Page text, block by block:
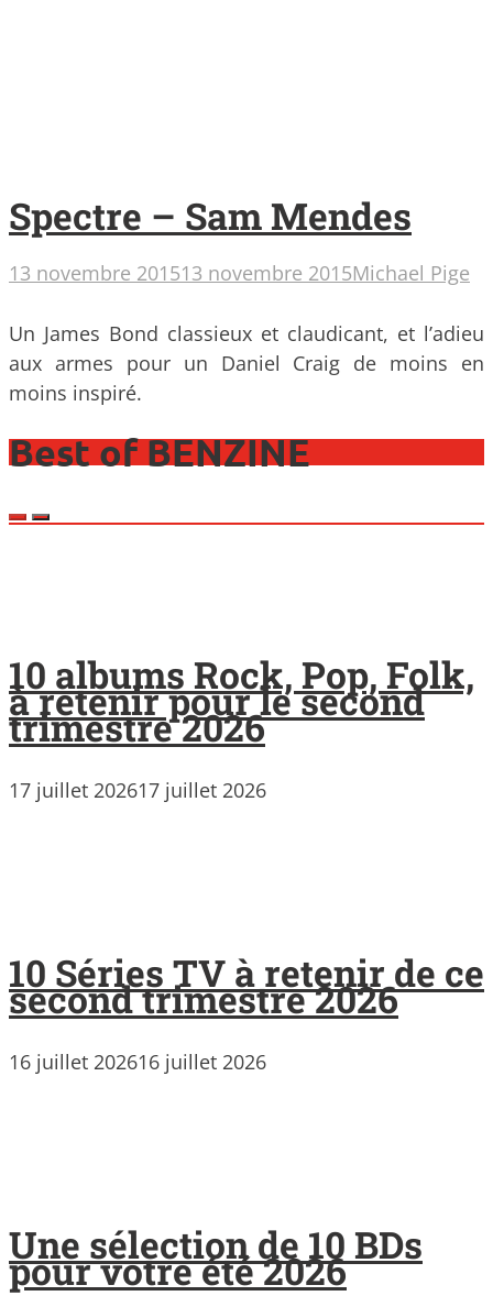
Spectre – Sam Mendes
13 novembre 201513 novembre 2015Michael Pige
Un James Bond classieux et claudicant, et l’adieu
aux armes pour un Daniel Craig de moins en
moins inspiré.
Best of BENZINE
10 albums Rock, Pop, Folk,
à retenir pour le second
trimestre 2026
17 juillet 202617 juillet 2026
10 Séries TV à retenir de ce
second trimestre 2026
16 juillet 202616 juillet 2026
Une sélection de 10 BDs
pour votre été 2026